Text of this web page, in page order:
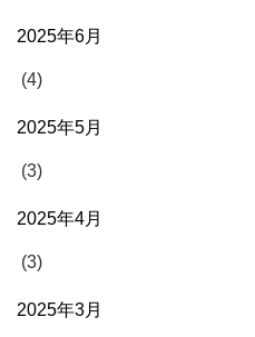
2025年6月
(4)
2025年5月
(3)
2025年4月
(3)
2025年3月